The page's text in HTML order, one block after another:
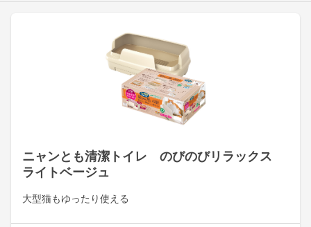
ニャンとも清潔トイレ のびのびリラックス
ライトベージュ
大型猫もゆったり使える